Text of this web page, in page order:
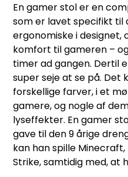
En gamer stol er en
som er lavet specifikt til
ergonomiske i designet,
komfort til gameren –
timer ad gangen. Dertil
super seje at se på.
forskellige farver, i et
gamere, og nogle af
lyseffekter. En gamer
gave til den 9 årige
kan han spille
Strike, samtidig med, at